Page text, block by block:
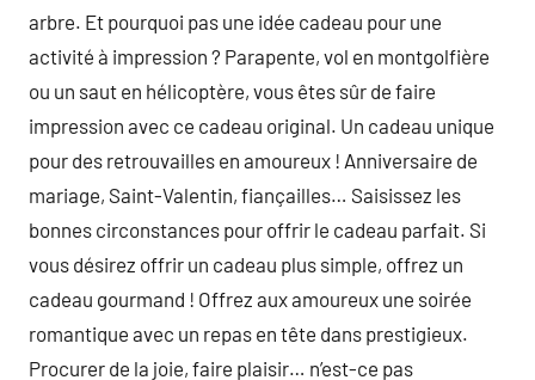
arbre. Et pourquoi pas une idée cadeau pour une
activité à impression ? Parapente, vol en montgolfière
ou un saut en hélicoptère, vous êtes sûr de faire
impression avec ce cadeau original. Un cadeau unique
pour des retrouvailles en amoureux ! Anniversaire de
mariage, Saint-Valentin, fiançailles… Saisissez les
bonnes circonstances pour offrir le cadeau parfait. Si
vous désirez offrir un cadeau plus simple, offrez un
cadeau gourmand ! Offrez aux amoureux une soirée
romantique avec un repas en tête dans prestigieux.
Procurer de la joie, faire plaisir… n’est-ce pas